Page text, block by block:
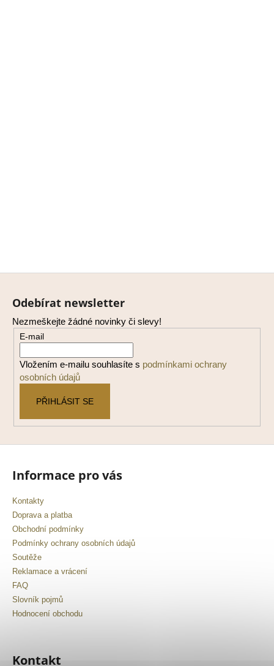
Z
Odebírat newsletter
Nezmeškejte žádné novinky či slevy!
E-mail
Vložením e-mailu souhlasíte s podmínkami ochrany
osobních údajů
PŘIHLÁSIT SE
Informace pro vás
Kontakty
Doprava a platba
Obchodní podmínky
Podmínky ochrany osobních údajů
Soutěže
Reklamace a vrácení
FAQ
Slovník pojmů
Hodnocení obchodu
Kontakt